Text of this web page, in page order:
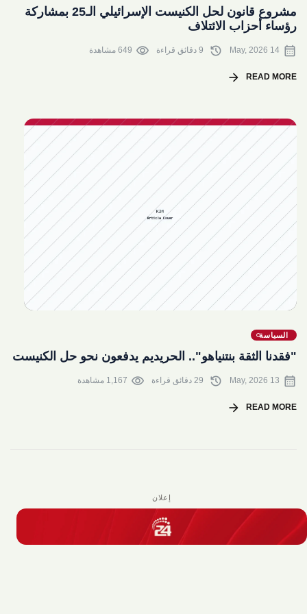
مشروع قانون لحل الكنيست الإسرائيلي الـ25 بمشاركة
رؤساء أحزاب الائتلاف
calendar_month
14 May, 2026
history
visibility 649 مشاهدة
READ MORE
arrow_forward
السياسة
"فقدنا الثقة بنتنياهو".. الحريديم يدفعون نحو حل الكنيست
calendar_month
13 May, 2026
history
visibility 1,167 مشاهدة
READ MORE
arrow_forward
إعلان